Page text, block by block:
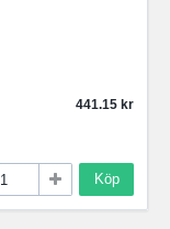
441.15
Köp